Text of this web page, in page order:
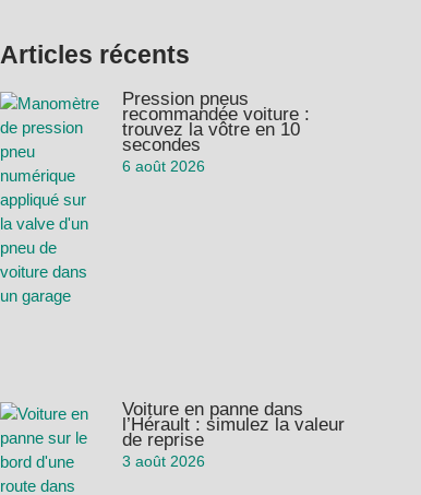
Articles récents
Pression pneus
recommandée voiture :
trouvez la vôtre en 10
secondes
6 août 2026
Voiture en panne dans
l’Hérault : simulez la valeur
de reprise
3 août 2026